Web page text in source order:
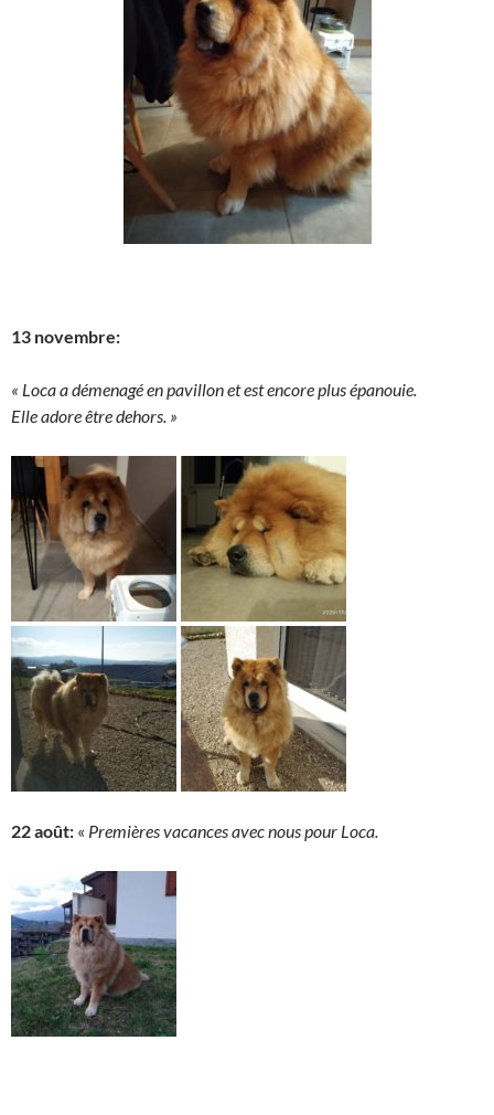
13 novembre:
« Loca a démenagé en pavillon et est encore plus épanouie.
Elle adore être dehors. »
22 août: « Premières vacances avec nous pour Loca.